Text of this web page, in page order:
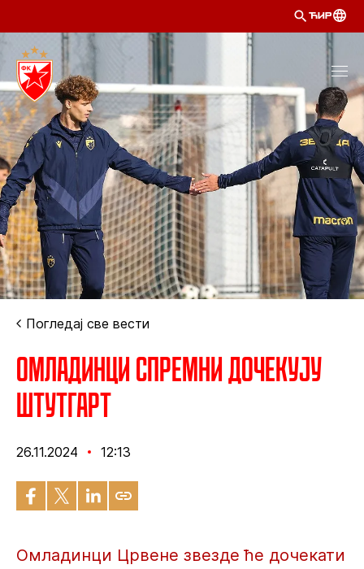
ЋИР
Погледај све вести
Омладинци спремни дочекују
Штутгарт
26.11.2024 12:13
Омладинци Црвене звезде ће дочекати